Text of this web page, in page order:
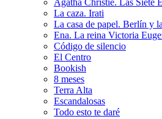
Agatha Christie. Las Siete
La caza. Irati
La casa de papel. Berlín y
Ena. La reina Victoria
Código de silencio
El Centro
Bookish
8 meses
Terra Alta
Escandalosas
Todo esto te daré